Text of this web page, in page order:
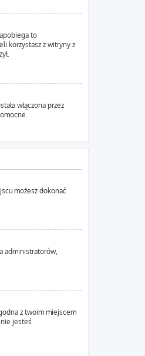
to
korzystasz z witryny z
włączona przez
możesz dokonać
administratorów,
z twoim miejscem
jesteś